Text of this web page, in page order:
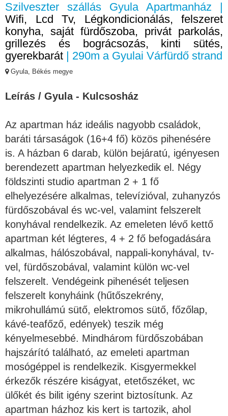
Szilveszter szállás Gyula Apartmanház |
Wifi, Lcd Tv, Légkondicionálás, felszeret
konyha, saját fürdőszoba, privát parkolás,
grillezés és bográcsozás, kinti sütés,
gyerekbarát | 290m a Gyulai Várfürdő strand
Gyula, Békés megye
Leírás / Gyula - Kulcsosház
Az apartman ház ideális nagyobb családok,
baráti társaságok (16+4 fő) közös pihenésére
is. A házban 6 darab, külön bejáratú, igényesen
berendezett apartman helyezkedik el. Négy
földszinti studio apartman 2 + 1 fő
elhelyezésére alkalmas, televízióval, zuhanyzós
fürdőszobával és wc-vel, valamint felszerelt
konyhával rendelkezik. Az emeleten lévő kettő
apartman két légteres, 4 + 2 fő befogadására
alkalmas, hálószobával, nappali-konyhával, tv-
vel, fürdőszobával, valamint külön wc-vel
felszerelt. Vendégeink pihenését teljesen
felszerelt konyháink (hűtőszekrény,
mikrohullámú sütő, elektromos sütő, főzőlap,
kávé-teafőző, edények) teszik még
kényelmesebbé. Mindhárom fürdőszobában
hajszárító található, az emeleti apartman
mosógéppel is rendelkezik. Kisgyermekkel
érkezők részére kiságyat, etetőszéket, wc
ülőkét és bilit igény szerint biztosítunk. Az
apartman házhoz kis kert is tartozik, ahol